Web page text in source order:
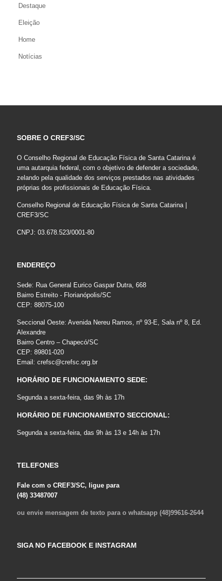
Destaque
Eleição
Home
Notícias
SOBRE O CREF3/SC
O Conselho Regional de Educação Física de Santa Catarina é
uma autarquia federal, com o objetivo de defender a sociedade,
zelando pela qualidade dos serviços prestados nas atividades
próprias dos profissionais de Educação Física.
Conselho Regional de Educação Física de Santa Catarina |
CREF3/SC
CNPJ: 03.678.523/0001-80
ENDEREÇO
Sede: Rua General Eurico Gaspar Dutra, 668
Bairro Estreito - Florianópolis/SC
CEP: 88075-100
Seccional Oeste: Avenida Nereu Ramos, nº 93-E, Sala nº 8, Ed.
Alexandre
Bairro Centro – Chapecó/SC
CEP: 89801-020
Email: crefsc@crefsc.org.br
HORÁRIO DE FUNCIONAMENTO SEDE:
Segunda a sexta-feira, das 9h às 17h
HORÁRIO DE FUNCIONAMENTO SECCIONAL:
Segunda a sexta-feira, das 9h às 13 e 14h às 17h
TELEFONES
Fale com o CREF3/SC, ligue para
(48) 33487007
ou envie mensagem de texto para o whatsapp (48)99616-2644
SIGA NO FACEBOOK E INSTAGRAM